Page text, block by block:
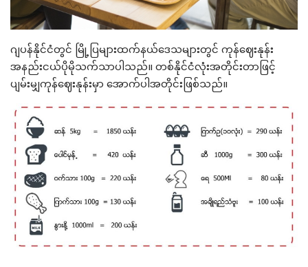
ဂျပန်နိုင်ငံတွင် မြို့ပြများထက်နယ်ဒေသများတွင် ကုန်ဈေးနုန်း
အနည်းငယ်ပိုမိုသက်သာပါသည်။ တစ်နိုင်ငံလုံးအတိုင်းတာဖြင့်
ပျမ်းမျှကုန်ဈေးနုန်းမှာ အောက်ပါအတိုင်းဖြစ်သည်။